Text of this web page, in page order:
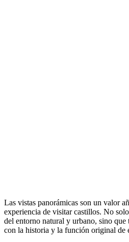
Las vistas panorámicas son un valor
experiencia de visitar castillos. No
del entorno natural y urbano, sino que
con la historia y la función original de